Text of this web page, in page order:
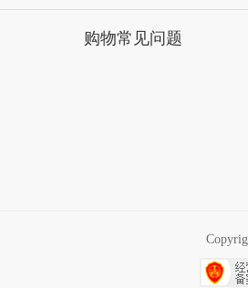
购物常见问题